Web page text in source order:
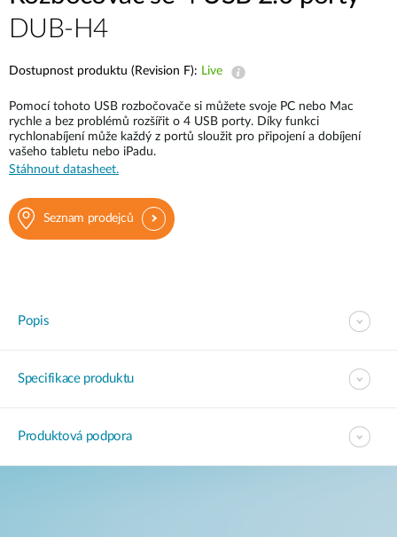
DUB-H4
Dostupnost produktu (Revision F): Live
Pomocí tohoto USB rozbočovače si můžete svoje PC nebo Mac
rychle a bez problémů rozšířit o 4 USB porty. Díky funkci
rychlonabíjení může každý z portů sloužit pro připojení a dobíjení
vašeho tabletu nebo iPadu.
Stáhnout datasheet.
Seznam prodejců
Popis
Specifikace produktu
Produktová podpora